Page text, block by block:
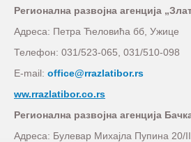
Регионална развојна агенција
Адреса: Петра Ћеловића бб, Ужице
Телефон: 031/523-065, 031/510-098
E-mail: office@rrazlatibor.rs
ww.rrazlatibor.co.rs
Регионална развојна агенција
Адреса: Булевар Михајла Пупина 20/